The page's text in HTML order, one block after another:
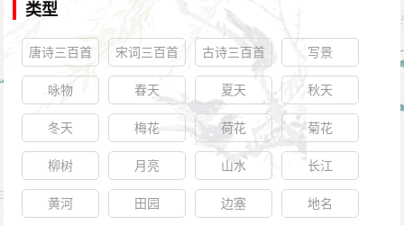
类型
唐诗三百首 宋词三百首 古诗三百首 写景
咏物 春天 夏天 秋天
冬天 梅花 荷花 菊花
柳树 月亮 山水 长江
黄河 田园 边塞 地名